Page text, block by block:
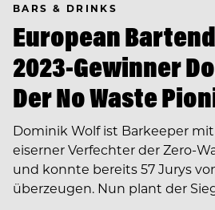
BARS & DRINKS
European
2023-Gewinner
Der No Waste
Dominik Wolf ist Barkeeper
eiserner Verfechter der Zero-
und konnte bereits 57 Jurys
überzeugen. Nun plant der